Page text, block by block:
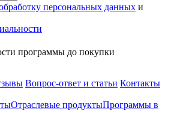
персональных данных и
программы до покупки
Вопрос-ответ и статьи Контакты
Отраслевые продуктыПрограммы в